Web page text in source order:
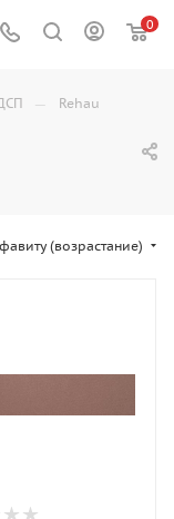
0
— Rehau
(возрастание)